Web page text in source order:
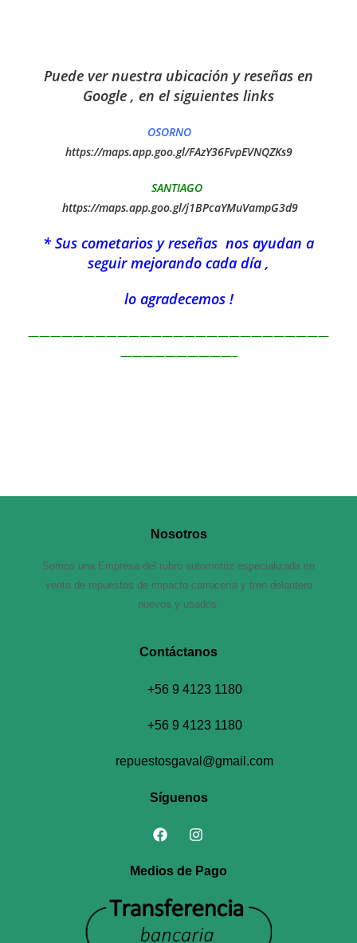
Puede ver nuestra ubicación y reseñas en
Google , en el siguientes links
OSORNO
https://maps.app.goo.gl/FAzY36FvpEVNQZKs9
SANTIAGO
https://maps.app.goo.gl/j1BPcaYMuVampG3d9
* Sus cometarios y reseñas nos ayudan a
seguir mejorando cada día ,
lo agradecemos !
———————————————————————————
——————————–
Nosotros
Somos una Empresa del rubro automotriz especializada en
venta de repuestos de impacto carrocería y tren delantero
nuevos y usados.
Contáctanos​
+56 9 4123 1180
+56 9 4123 1180
repuestosgaval@gmail.com
Síguenos
Medios de Pago